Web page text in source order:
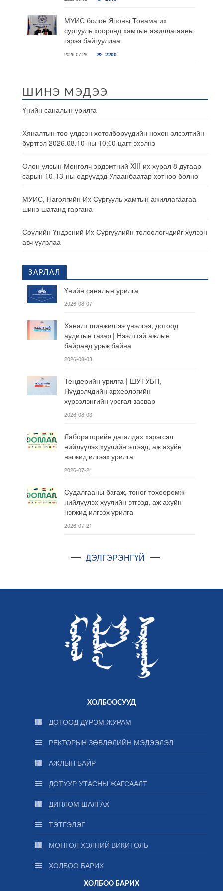
МУИС болон Японы Тояама их
сургууль хооронд хамтын ажиллагааны
гэрээ байгууллаа
2026-07-29 2200
ШИНЭ МЭДЭЭ
Үнийн саналын урилга
Хяналтын тоо үлдсэн хөтөлбөрүүдийн нөхөн элсэлтийн
бүртгэл 2026.08.10-ны 10:00 цагт эхэлнэ
Олон улсын Монголч эрдэмтний XIII их хурал 8 дугаар
сарын 10-13-ны өдрүүдэд Улаанбаатар хотноо болно
МУИС, Нагоягийн Их Сургууль хамтын ажиллагаагаа
шинэ шатанд гаргана
Сөүлийн Үндэсний Их Сургуулийн төлөөлөгчдийг хүлээн
авч уулзлаа
ЗАРЛАЛ
Үнийн саналын урилга
2026-08-07
Хяналт шинжилгээ үнэлгээ, дотоод
аудитын газар | Нээлттэй ажлын
байранд урьж байна
2026-08-03
Тендерийн урилга | ШУТУБП,
Нүүдэлчдийн археологийн
хүрээлэнгийн урсгал засвар
2026-08-03
Лабораторийн дагалдах хэрэгсэл
нийлүүлэх хуулийн этгээд, аж ахуйн
нэгжид илгээх урилга
2026-07-21
Судалгааны багаж, тоног төхөөрөмж
нийлүүлэх хуулийн этгээд, аж ахуйн
нэгжид илгээх урилга
2026-07-21
ДЭЛГЭРЭНГҮЙ
ХОЛБООСУУД
ДОТООД ДҮРЭМ ЖУРАМ
РЕКТОРЫН ЗӨВЛӨЛИЙН МЭДЭЭЛЭЛ
АЖЛЫН БАЙР
ДОТУУР УТАСНЫ ЖАГСААЛТ
ДИПЛОМ ШАЛГАХ
ТЭТГЭЛЭГ
МОНГОЛ ХЭЛНИЙ ВИКИТОЛЬ
ХОЛБОО БАРИХ
ХОЛБОО БАРИХ